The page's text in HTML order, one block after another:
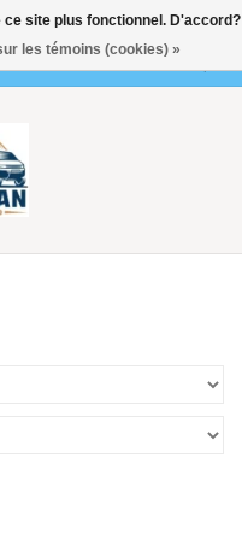
0 Articles - €0,00
site plus fonctionnel. D'accord?
les témoins (cookies) »